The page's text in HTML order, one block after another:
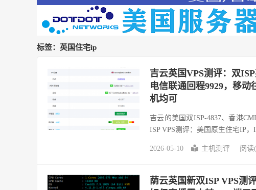
标签：英国住宅ip
吉云英国VPS测评：双
电信联通回程9929，移
机均可
吉云的美国双ISP-4837、香港
ISP VPS测评：美国原生住宅IP
2026-05-10 主机测评 阅读
荫云英国新双ISP VPS测